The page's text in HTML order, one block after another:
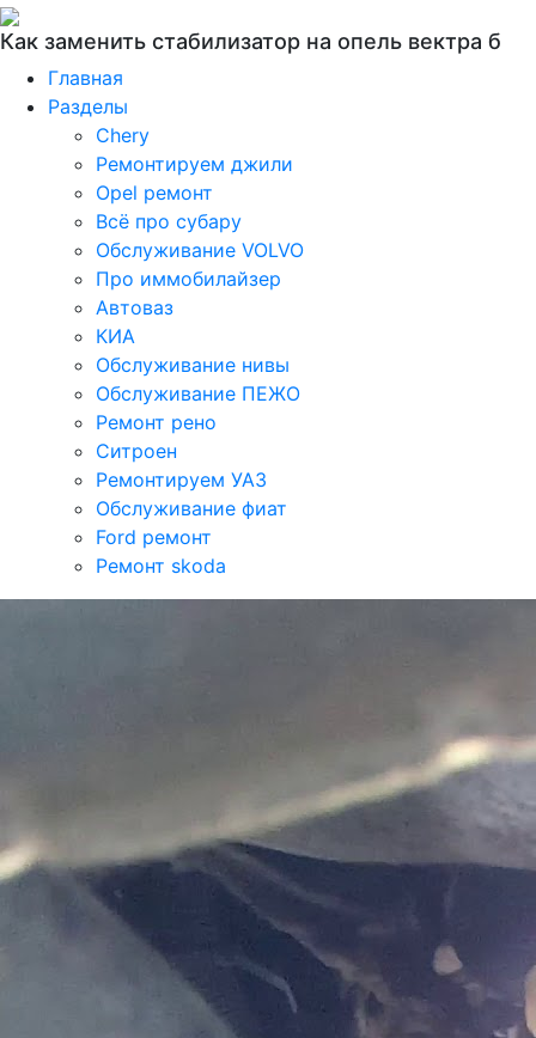
Как заменить стабилизатор на опель вектра б
Главная
Разделы
Chery
Ремонтируем джили
Opel ремонт
Всё про субару
Обслуживание VOLVO
Про иммобилайзер
Автоваз
КИА
Обслуживание нивы
Обслуживание ПЕЖО
Ремонт рено
Ситроен
Ремонтируем УАЗ
Обслуживание фиат
Ford ремонт
Ремонт skoda